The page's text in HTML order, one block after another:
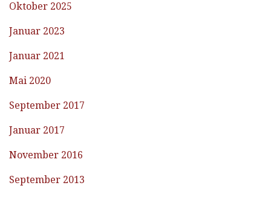
Oktober 2025
Januar 2023
Januar 2021
Mai 2020
September 2017
Januar 2017
November 2016
September 2013